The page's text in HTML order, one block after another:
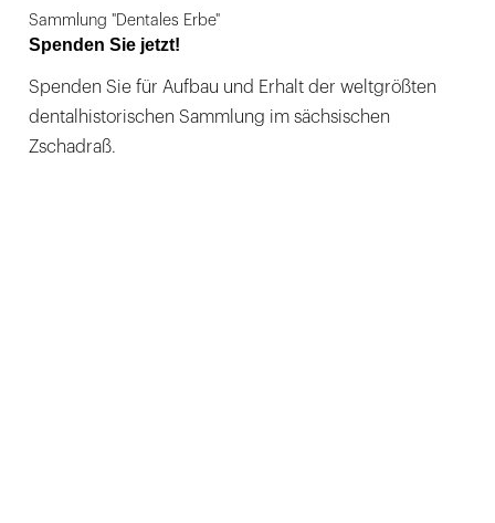
Sammlung "Dentales Erbe"
Spenden Sie jetzt!
Spenden Sie für Aufbau und Erhalt der weltgrößten
dentalhistorischen Sammlung im sächsischen
Zschadraß.